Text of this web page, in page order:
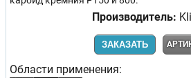
Производитель:
ЗАКАЗАТЬ
Области применения: